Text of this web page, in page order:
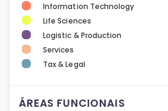
Information Technology
Life Sciences
Logistic & Production
Services
Tax & Legal
ÁREAS FUNCIONAIS